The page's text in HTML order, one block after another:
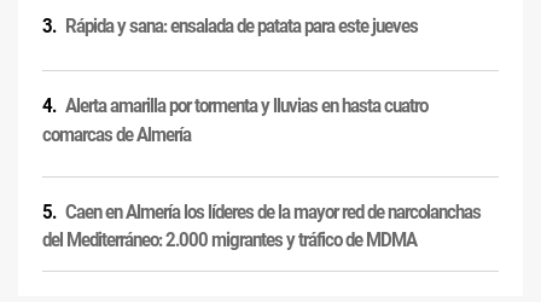
Rápida y sana: ensalada de patata para este jueves
Alerta amarilla por tormenta y lluvias en hasta cuatro
comarcas de Almería
Caen en Almería los líderes de la mayor red de narcolanchas
del Mediterráneo: 2.000 migrantes y tráfico de MDMA